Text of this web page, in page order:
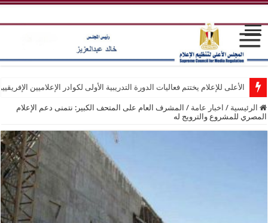
الأعلى للإعلام يختتم فعاليات الدورة التدريبية الأولى لكوادر الإعلاميين
الرئيسية / اخبار عامة / المشرف العام على المتحف الكبير: نتمنى دعم الإعلام
المصري للمشروع والترويج له